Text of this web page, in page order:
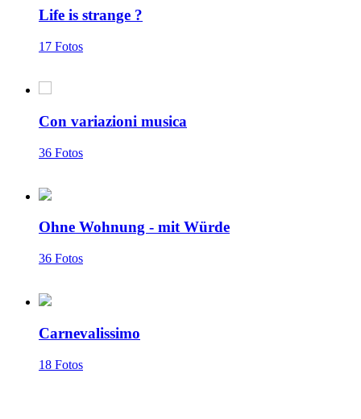
Life is strange ?
17 Fotos
Con variazioni musica
36 Fotos
Ohne Wohnung - mit Würde
36 Fotos
Carnevalissimo
18 Fotos